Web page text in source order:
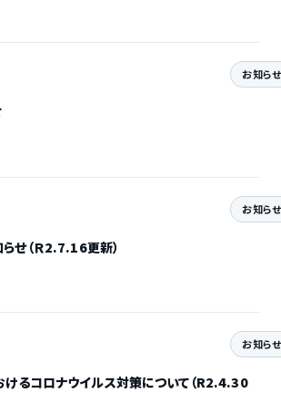
お知らせ
お知らせ
せ（Ｒ2.7.16更新）
お知らせ
るコロナウイルス対策について（R2.4.30